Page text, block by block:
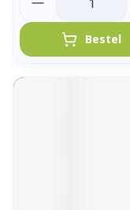
Bestel